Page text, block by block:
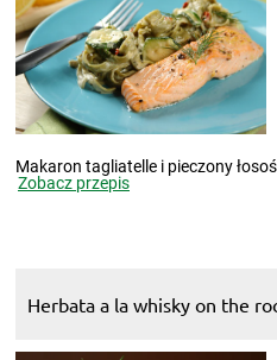
Makaron tagliatelle i pieczony
Zobacz przepis
Herbata a la whisky on the